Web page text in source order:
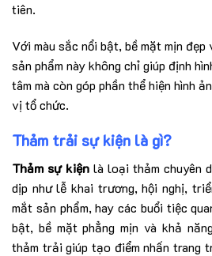
tiên.
Với màu sắc nổi bật, bề mặt mịn đẹp
sản phẩm này không chỉ giúp định
tâm mà còn góp phần thể hiện hình
vị tổ chức.
Thảm trải sự kiện là gì?
Thảm sự kiện là loại thảm chuyên
dịp như lễ khai trương, hội nghị,
mắt sản phẩm, hay các buổi tiệc
bật, bề mặt phẳng mịn và khả
thảm trải giúp tạo điểm nhấn trang